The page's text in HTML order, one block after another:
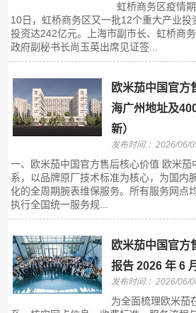
虹桥商务区疫情
10日，虹桥商务区又一批12个重大产业投
投资达242亿元。上海市副市长、虹桥商
政府副秘书长尚玉英出席见证签...
欧米茄中国官方
海广州地址及
新）
发布时间:：2026/06/
一、欧米茄中国官方售后核心价值 欧米
系，以品牌原厂技术标准为核心，为国内
化的全周期腕表维保服务。所有服务网点
执行全国统一服务规...
欧米茄中国官方
报告 2026 年 6
发布时间:：2026/06/
为全面梳理欧米茄